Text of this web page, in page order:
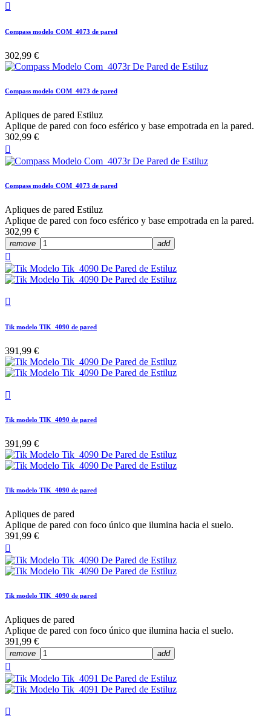

Compass modelo COM_4073 de pared
302,99 €
Compass modelo COM_4073 de pared
Apliques de pared Estiluz
Aplique de pared con foco esférico y base empotrada en la pared.
302,99 €

Compass modelo COM_4073 de pared
Apliques de pared Estiluz
Aplique de pared con foco esférico y base empotrada en la pared.
302,99 €
remove add


Tik modelo TIK_4090 de pared
391,99 €

Tik modelo TIK_4090 de pared
391,99 €
Tik modelo TIK_4090 de pared
Apliques de pared
Aplique de pared con foco único que ilumina hacia el suelo.
391,99 €

Tik modelo TIK_4090 de pared
Apliques de pared
Aplique de pared con foco único que ilumina hacia el suelo.
391,99 €
remove add

